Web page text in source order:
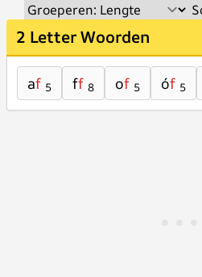
2 Letter Woorden
af 5 ff 8 of 5 óf 5